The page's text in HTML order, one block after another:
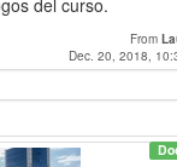
del curso.
From
Dec. 20, 2018,